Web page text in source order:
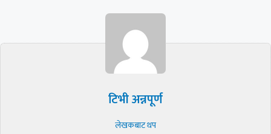
टिभी अन्नपूर्ण
लेखकबाट थप